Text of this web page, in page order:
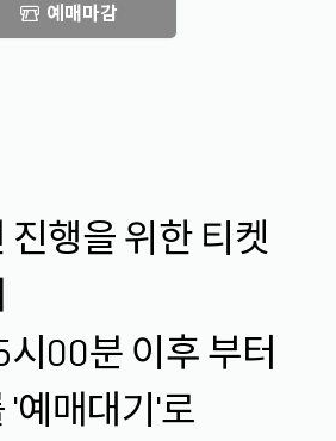
예매마감
진행을 위한 티켓
시00분 이후 부터
'예매대기'로